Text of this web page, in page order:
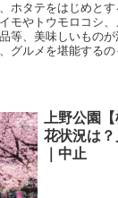
ホタテをはじめと
モやトウモロコシ、
等、美味しいもの
グルメを堪能する
上野公園
花状況は
｜中止